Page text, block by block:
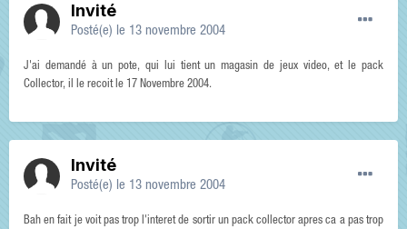
Invité
Posté(e) le 13 novembre 2004
J'ai demandé à un pote, qui lui tient un magasin de jeux video, et le pack
Collector, il le recoit le 17 Novembre 2004.
Invité
Posté(e) le 13 novembre 2004
Bah en fait je voit pas trop l'interet de sortir un pack collector apres ca a pas trop